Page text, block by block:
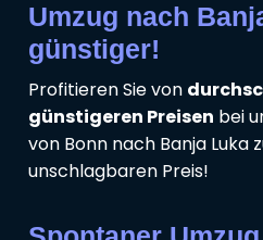
Umzug nach
günstiger!
Profitieren Sie von
günstigeren Preisen bei
von Bonn nach Banja Luka
unschlagbaren Preis!